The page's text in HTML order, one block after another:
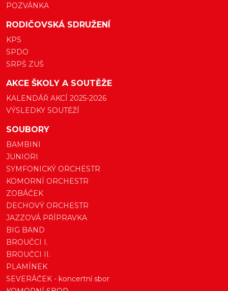
POZVÁNKA
RODIČOVSKÁ SDRUŽENÍ
KPS
SPDO
SRPŠ ZUŠ
AKCE ŠKOLY A SOUTĚŽE
KALENDÁŘ AKCÍ 2025-2026
VÝSLEDKY SOUTĚŽÍ
SOUBORY
BAMBINI
JUNIORI
SYMFONICKÝ ORCHESTR
KOMORNÍ ORCHESTR
ZOBÁČEK
DECHOVÝ ORCHESTR
JAZZOVÁ PŘÍPRAVKA
BIG BAND
BROUČCI I.
BROUČCI II.
PLAMÍNEK
SEVERÁČEK - koncertní sbor